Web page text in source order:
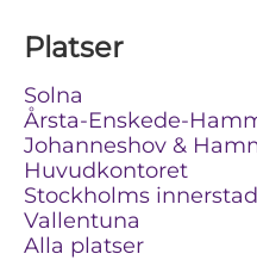
Platser
Solna
Årsta-Enskede-
Johanneshov &
Huvudkontoret
Stockholms innerstad
Vallentuna
Alla platser